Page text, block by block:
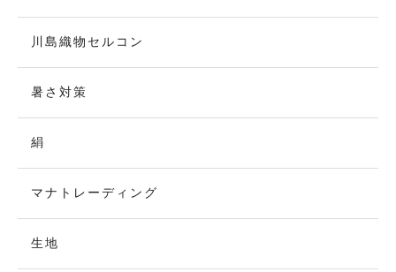
川島織物セルコン
暑さ対策
絹
マナトレーディング
生地